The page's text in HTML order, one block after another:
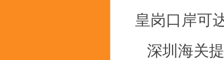
皇岗口岸可
深圳海关